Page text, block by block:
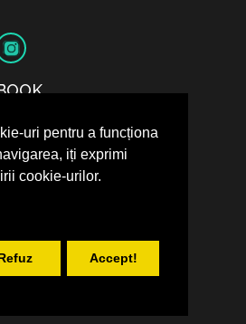
uri pentru a funcționa
iți exprimi
cookie-urilor.
Accept!